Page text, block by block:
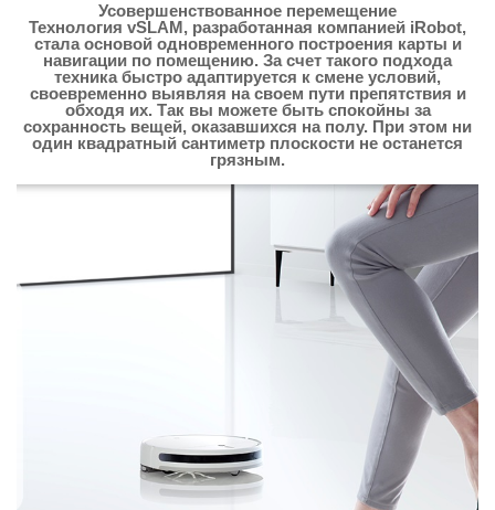
Усовершенствованное перемещение
Технология vSLAM, разработанная компанией iRobot,
стала основой одновременного построения карты и
навигации по помещению. За счет такого подхода
техника быстро адаптируется к смене условий,
своевременно выявляя на своем пути препятствия и
обходя их. Так вы можете быть спокойны за
сохранность вещей, оказавшихся на полу. При этом ни
один квадратный сантиметр плоскости не останется
грязным.